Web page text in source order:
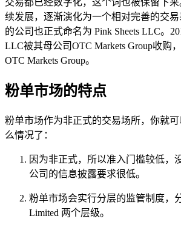
续发展，逐渐演化为一个相对完善的交
的公司也正式命名为 Pink Sheets LLC。
LLC被其母公司OTC Markets Group收购
OTC Markets Group。
粉单市场的特点
粉单市场作为非正式的交易场所，你就
么情况了：
因为非正式，所以准入门槛较低，
公司的信息披露要求很低。
粉单市场会实行分层的监管制度，
Limited 两个层级。